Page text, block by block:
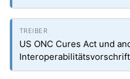
US ONC Cures Act und